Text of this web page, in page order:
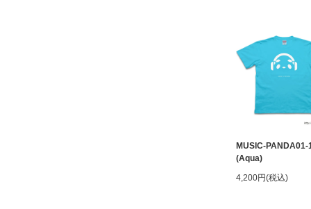
MUSIC-PANDA01-
(Aqua)
4,200円(税込)